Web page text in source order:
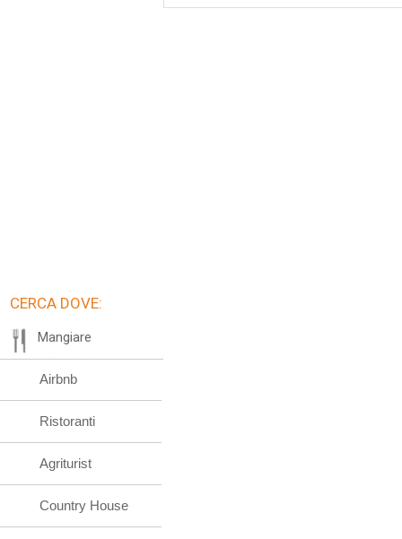
CERCA DOVE:
Mangiare
Airbnb
Ristoranti
Agriturist
Country House